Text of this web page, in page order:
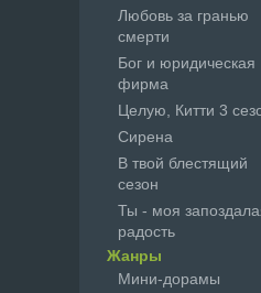
Любовь за гранью
смерти
Бог и юридическая
фирма
Целую, Китти 3
Сирена
В твой блестящий
сезон
Ты - моя
радость
Жанры
Мини-дорамы